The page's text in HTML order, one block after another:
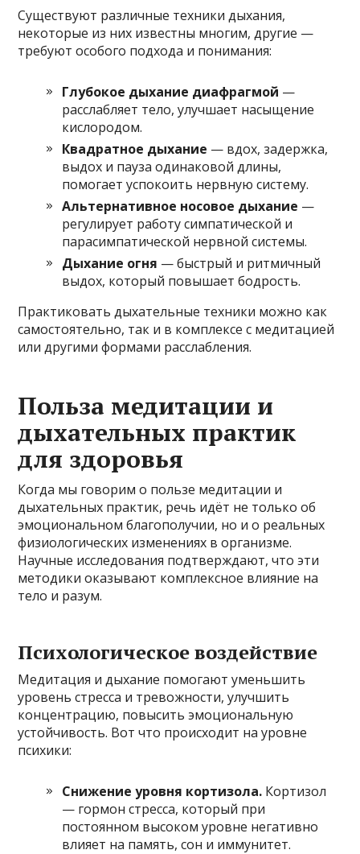
Существуют различные техники дыхания,
некоторые из них известны многим, другие —
требуют особого подхода и понимания:
Глубокое дыхание диафрагмой —
расслабляет тело, улучшает насыщение
кислородом.
Квадратное дыхание — вдох, задержка,
выдох и пауза одинаковой длины,
помогает успокоить нервную систему.
Альтернативное носовое дыхание —
регулирует работу симпатической и
парасимпатической нервной системы.
Дыхание огня — быстрый и ритмичный
выдох, который повышает бодрость.
Практиковать дыхательные техники можно как
самостоятельно, так и в комплексе с медитацией
или другими формами расслабления.
Польза медитации и
дыхательных практик
для здоровья
Когда мы говорим о пользе медитации и
дыхательных практик, речь идёт не только об
эмоциональном благополучии, но и о реальных
физиологических изменениях в организме.
Научные исследования подтверждают, что эти
методики оказывают комплексное влияние на
тело и разум.
Психологическое воздействие
Медитация и дыхание помогают уменьшить
уровень стресса и тревожности, улучшить
концентрацию, повысить эмоциональную
устойчивость. Вот что происходит на уровне
психики:
Снижение уровня кортизола. Кортизол
— гормон стресса, который при
постоянном высоком уровне негативно
влияет на память, сон и иммунитет.